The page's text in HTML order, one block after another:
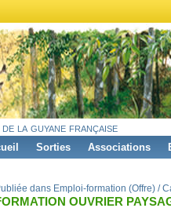
la guyane française
Sorties Associations
dans Emploi-formation (Offre) /
OUVRIER